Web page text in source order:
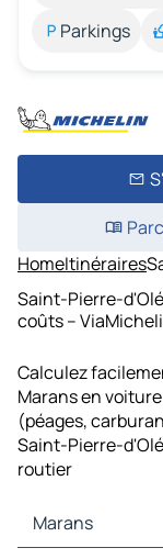
Parkings
HomeItinéraires
Saint-Pierre-
coûts –
Calculez
Marans en
(péages,
Saint-Pierre-
routier
Marans